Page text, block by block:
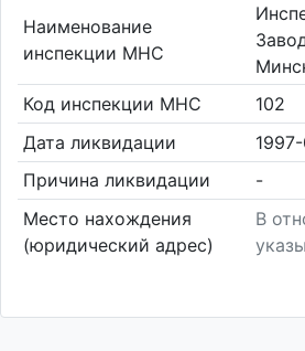
Наименование
инспекции МНС
Код инспекции МНС
102
Дата ликвидации
Причина ликвидации
-
Место нахождения
(юридический адрес)
В